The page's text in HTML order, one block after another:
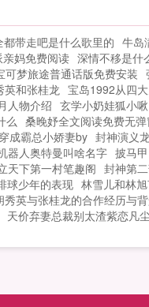
录，买断
读，收藏
重生之谜
六大封推
带走吧是什么歌里的 牛岛
妈免费阅读 深情不移是什
可梦旅途普通话版免费安装
英和张桂龙 宝岛1992从四
人物介绍 玄学小奶娃狐小啾
么 桑晚妤全文阅读免费无弹
穿成霸总小娇妻by 封神演义
器人奥特曼叫啥名字 披马
天下第一村笔趣阁 封神第
球少年的表现 林雪儿和林
秀英与张桂龙的合作经历与
天价弃妻总裁别太渣紫恋凡尘